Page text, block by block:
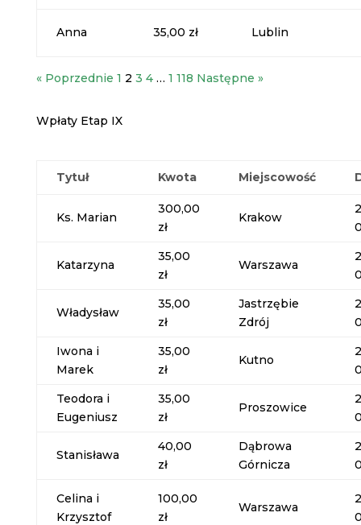
Anna 35,00 zł Lublin
« Poprzednie 1 2 3 4 … 1 118 Następne »
Wpłaty Etap IX
Tytuł Kwota Miejscowość
Ks. Marian
300,00
zł
Krakow
Katarzyna
35,00
zł
Warszawa
Władysław
35,00
zł
Jastrzębie
Zdrój
Iwona i
Marek
35,00
zł
Kutno
Teodora i
Eugeniusz
35,00
zł
Proszowice
Stanisława
40,00
zł
Dąbrowa
Górnicza
Celina i
Krzysztof
100,00
zł
Warszawa